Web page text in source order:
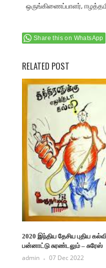
ஒருங்கிணைப்பாளர்,
Share this on WhatsApp
RELATED POST
2020 இந்திய தேசிய புதிய
பன்னாட்டு சுரண்டலும் – சுரேஸ்
admin 07 Dec 2022